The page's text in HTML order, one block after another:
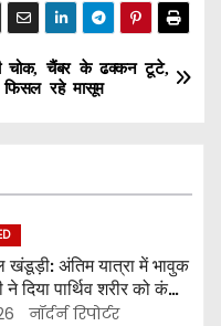
चोक, चैंबर के ढक्कन टूटे,
फिसल रहे मासूम
खंडूड़ी: अंतिम यात्रा में भावुक
दिया पार्थिव शरीर को कंधा,
नॉर्दर्न रिपोर्टर